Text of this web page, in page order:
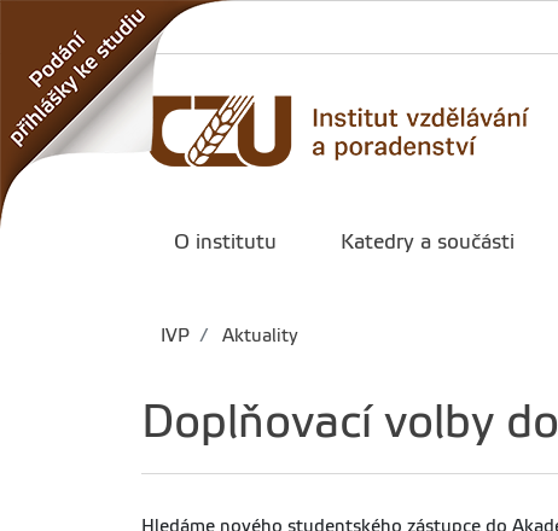
O institutu Katedry a součásti
IVP Aktuality
Doplňovací volby
Hledáme nového studentského zástupce do